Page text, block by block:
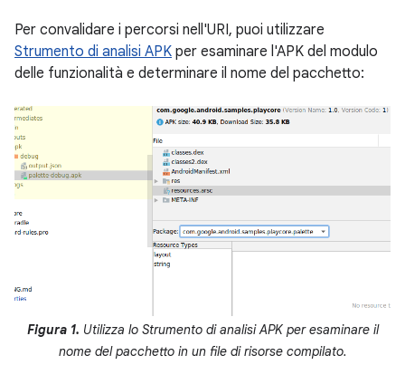
Per convalidare i percorsi nell'URI, puoi utilizzare
Strumento di analisi APK per esaminare l'APK del modulo
delle funzionalità e determinare il nome del pacchetto:
Figura 1. Utilizza lo Strumento di analisi APK per esaminare il
nome del pacchetto in un file di risorse compilato.